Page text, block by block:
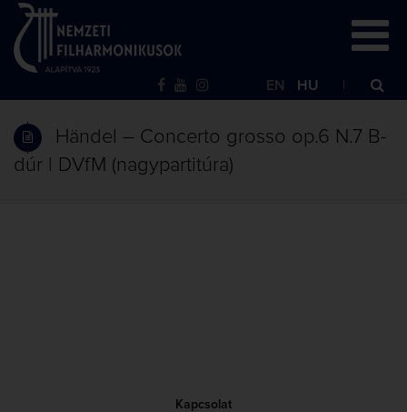
EN HU
Händel – Concerto grosso op.6 N.7 B-
dúr | DVfM (nagypartitúra)
Kapcsolat